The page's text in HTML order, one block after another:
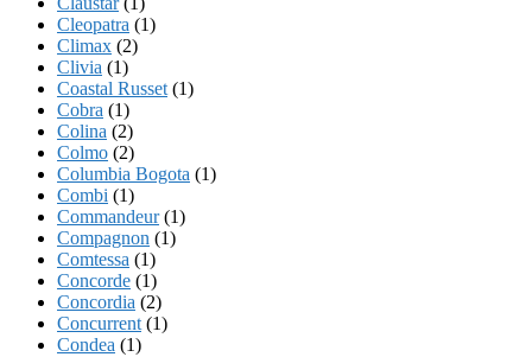
Cleopatra (1)
Climax (2)
Clivia (1)
Coastal Russet (1)
Cobra (1)
Colina (2)
Colmo (2)
Columbia Bogota (1)
Combi (1)
Commandeur(1)
Compagnon (1)
Comtessa (1)
Concorde (1)
Concordia (2)
Concurrent (1)
Condea (1)